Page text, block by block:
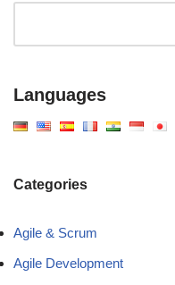
Languages
Categories
Agile & Scrum
Agile Development